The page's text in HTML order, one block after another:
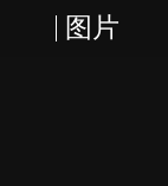
图片